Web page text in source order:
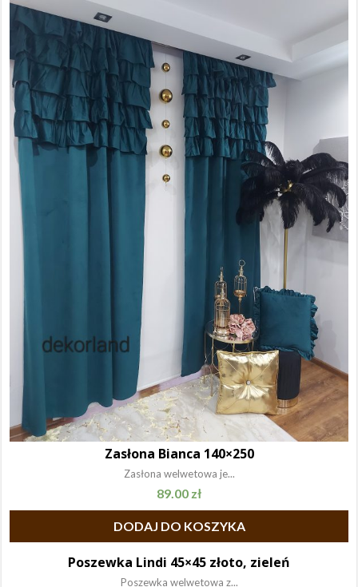
Zasłona Bianca 140×250
Zasłona welwetowa je...
89.00 zł
DODAJ DO KOSZYKA
Poszewka Lindi 45×45 złoto, zieleń
Poszewka welwetowa z...